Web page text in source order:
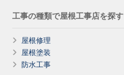
工事の種類で屋根工事店を探す
屋根修理
屋根塗装
防水工事